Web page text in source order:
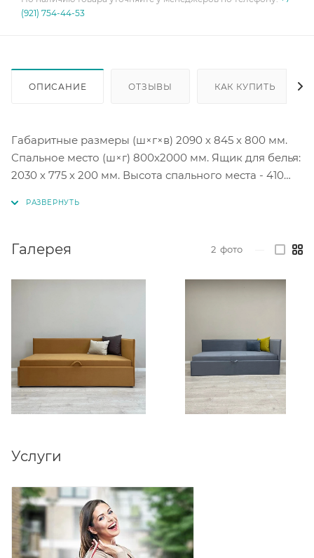
(921) 754-44-53
ОПИСАНИЕ ОТЗЫВЫ КАК КУПИТЬ
Габаритные размеры (ш×г×в) 2090 х 845 х 800 мм.
Спальное место (ш×г) 800х2000 мм. Ящик для белья:
2030 х 775 х 200 мм. Высота спального места - 410
(необходимо указывать при заказе).
Задняя спинка обшита технической тканью.
Под заказ цветовое исполнение в коллекции ткани
велюр. Коллекция Velutto более 20 цветовых
Галерея 2 фото
Услуги